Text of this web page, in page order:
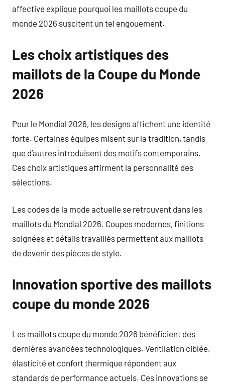
affective explique pourquoi les maillots coupe du
monde 2026 suscitent un tel engouement.
Les choix artistiques des
maillots de la Coupe du Monde
2026
Pour le Mondial 2026, les designs affichent une identité
forte. Certaines équipes misent sur la tradition, tandis
que d’autres introduisent des motifs contemporains.
Ces choix artistiques affirment la personnalité des
sélections.
Les codes de la mode actuelle se retrouvent dans les
maillots du Mondial 2026. Coupes modernes, finitions
soignées et détails travaillés permettent aux maillots
de devenir des pièces de style.
Innovation sportive des maillots
coupe du monde 2026
Les maillots coupe du monde 2026 bénéficient des
dernières avancées technologiques. Ventilation ciblée,
élasticité et confort thermique répondent aux
standards de performance actuels. Ces innovations se